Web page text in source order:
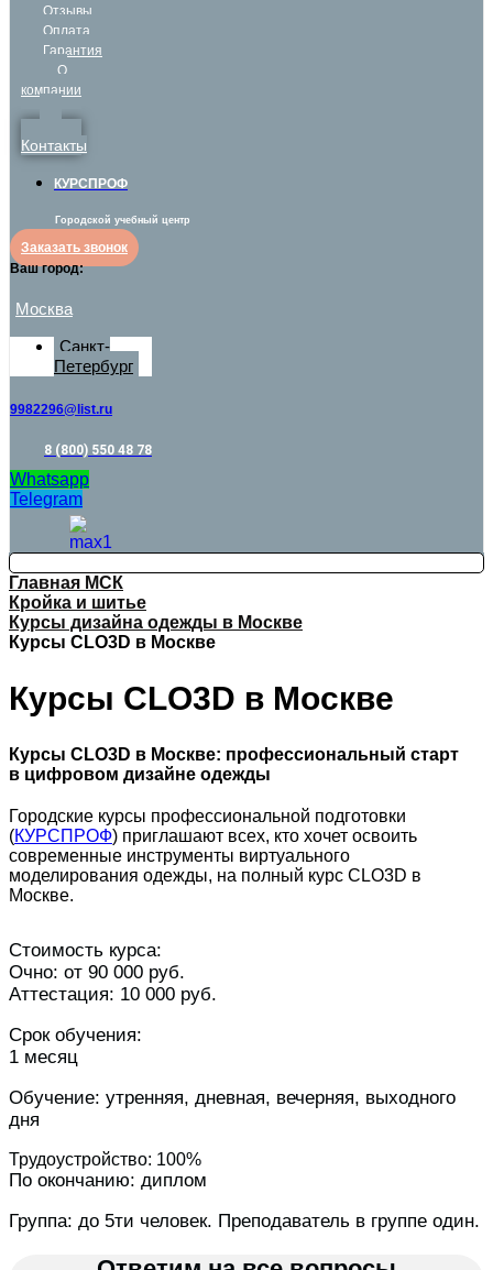
Отзывы
Оплата
Гарантия
О
компании
Контакты
КУРСПРОФ
Городской учебный центр
Заказать звонок
Ваш город:
Москва
Санкт-
Петербург
9982296@list.ru
8 (800) 550 48 78
Whatsapp
Telegram
Главная МСК
Кройка и шитье
Курсы дизайна одежды в Москве
Курсы CLO3D в Москве
Курсы CLO3D в Москве
Курсы CLO3D в Москве: профессиональный старт
в цифровом дизайне одежды
Городские курсы профессиональной подготовки
(КУРСПРОФ) приглашают всех, кто хочет освоить
современные инструменты виртуального
моделирования одежды, на полный курс CLO3D в
Москве.
Стоимость курса:
Очно: от 90 000 руб.
Аттестация: 10 000 руб.
Срок обучения:
1 месяц
Обучение: утренняя, дневная, вечерняя, выходного
дня
Трудоустройство: 100%
По окончанию: диплом
Группа: до 5ти человек. Преподаватель в группе один.